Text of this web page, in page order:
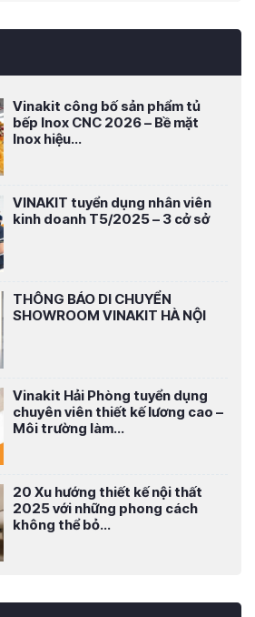
Vinakit công bố sản phẩm tủ
bếp Inox CNC 2026 – Bề mặt
Inox hiệu...
VINAKIT tuyển dụng nhân viên
kinh doanh T5/2025 – 3 cở sở
THÔNG BÁO DI CHUYỂN
SHOWROOM VINAKIT HÀ NỘI
Vinakit Hải Phòng tuyển dụng
chuyên viên thiết kế lương cao –
Môi trường làm...
20 Xu hướng thiết kế nội thất
2025 với những phong cách
không thể bỏ...